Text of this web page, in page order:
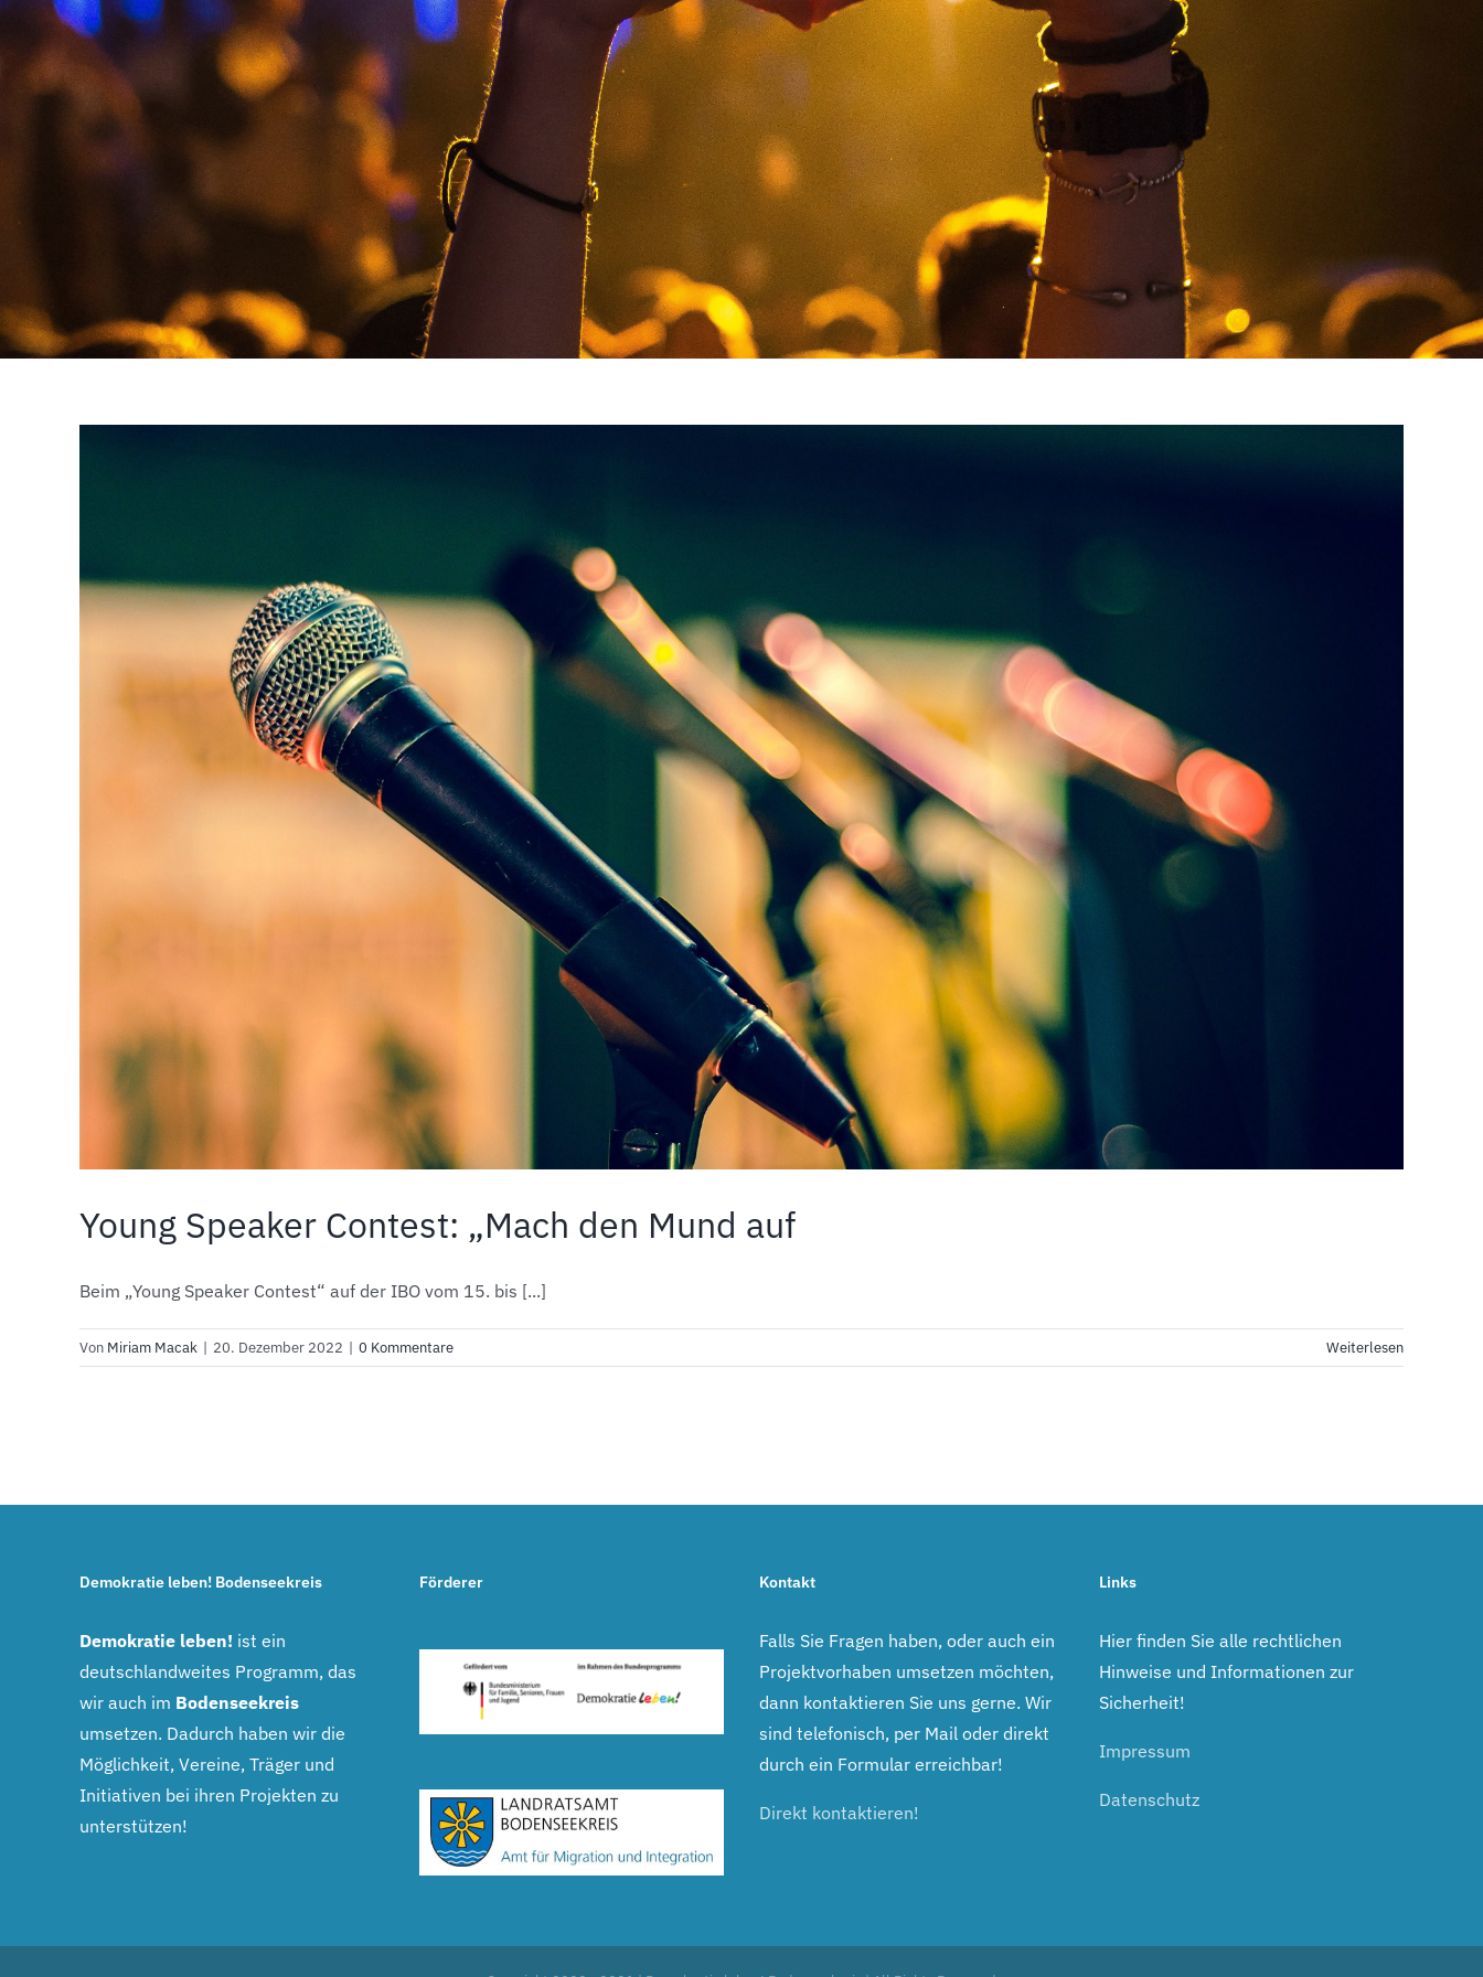
Young Speaker Contest: „Mach den Mund auf
Beim „Young Speaker Contest“ auf der IBO vom 15. bis [...]
Von Miriam Macak | 20. Dezember 2022 | 0 Kommentare Weiterlesen
Demokratie leben! Bodenseekreis
Demokratie leben! ist ein
deutschlandweites Programm, das
wir auch im Bodenseekreis
umsetzen. Dadurch haben wir die
Möglichkeit, Vereine, Träger und
Initiativen bei ihren Projekten zu
unterstützen!
Förderer Kontakt
Falls Sie Fragen haben, oder auch ein
Projektvorhaben umsetzen möchten,
dann kontaktieren Sie uns gerne. Wir
sind telefonisch, per Mail oder direkt
durch ein Formular erreichbar!
Direkt kontaktieren!
Links
Hier finden Sie alle rechtlichen
Hinweise und Informationen zur
Sicherheit!
Impressum
Datenschutz